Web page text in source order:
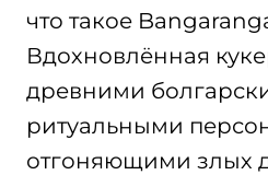
что такое
Вдохновлённая
древними
ритуальными
отгоняющими злых